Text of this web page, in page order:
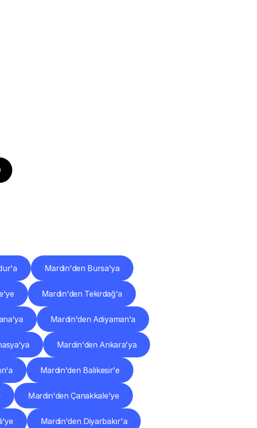
Mardin'den Bursa'ya
Mardin'den Tekirdağ'a
Mardin'den Adıyaman'a
Mardin'den Ankara'ya
Mardin'den Balıkesir'e
Mardin'den Çanakkale'ye
Mardin'den Diyarbakır'a